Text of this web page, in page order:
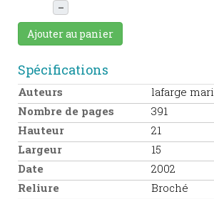
–
Ajouter au panier
Spécifications
Auteurs
lafarge
Nombre de pages
391
Hauteur
21
Largeur
15
Date
2002
Reliure
Broché